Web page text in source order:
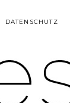
DATENSCHUTZ